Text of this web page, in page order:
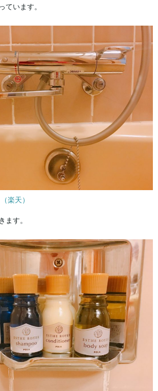
ています。
楽天）
ます。